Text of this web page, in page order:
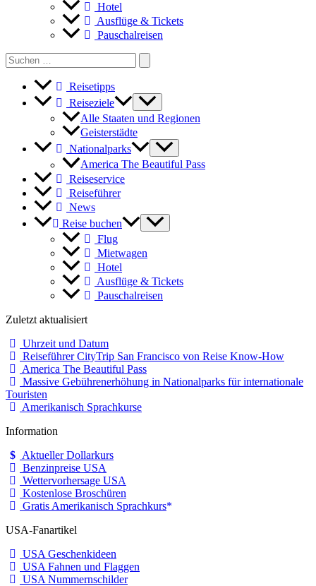
Hotel
Ausflüge & Tickets
Pauschalreisen
Search
for:
Reisetipps
Reiseziele
Alle Staaten und Regionen
Geisterstädte
Nationalparks
America The Beautiful Pass
Reiseservice
Reiseführer
News
Reise buchen
Flug
Mietwagen
Hotel
Ausflüge & Tickets
Pauschalreisen
Zuletzt aktualisiert
Uhrzeit und Datum
Reiseführer CityTrip San Francisco von Reise Know-How
America The Beautiful Pass
Massive Gebührenerhöhung in Nationalparks für internationale
Touristen
Amerikanisch Sprachkurse
Information
Aktueller Dollarkurs
Benzinpreise USA
Wettervorhersage USA
Kostenlose Broschüren
Gratis Amerikanisch Sprachkurs
USA-Fanartikel
USA Geschenkideen
USA Fahnen und Flaggen
USA Nummernschilder